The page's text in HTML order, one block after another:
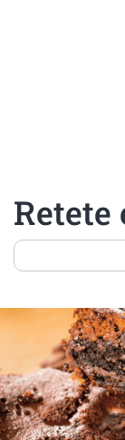
Retete